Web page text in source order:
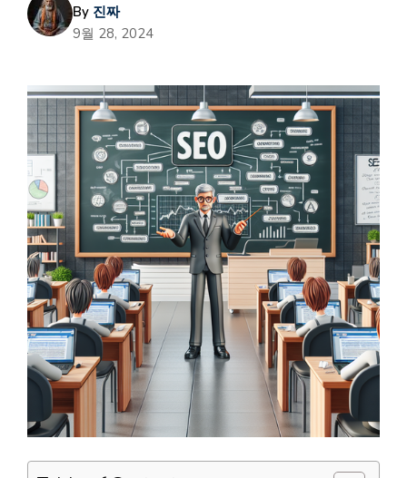
By 진짜
9월 28, 2024